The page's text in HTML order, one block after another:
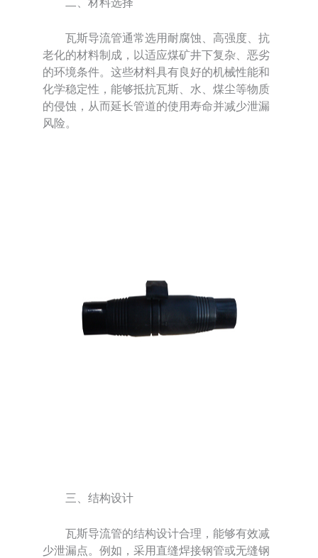
瓦斯导流管通常选用耐腐蚀、高强度、抗
老化的材料制成，以适应煤矿井下复杂、恶劣
的环境条件。这些材料具有良好的机械性能和
化学稳定性，能够抵抗瓦斯、水、煤尘等物质
的侵蚀，从而延长管道的使用寿命并减少泄漏
风险。
三、结构设计
瓦斯导流管的结构设计合理，能够有效减
少泄漏点。例如，采用直缝焊接钢管或无缝钢